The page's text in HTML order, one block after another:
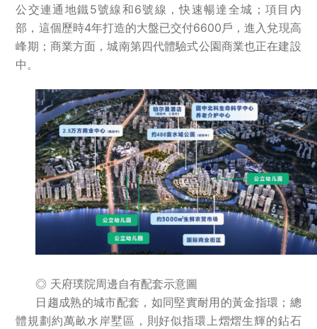
公交連通地鐵5號線和6號線，快速暢達全城；項目內
部，這個歷時4年打造的大盤已交付6600戶，進入兌現高
峰期；商業方面，城南第四代體驗式公園商業也正在建設
中。
◎ 天府璞院周邊自有配套示意圖
日趨成熟的城市配套，如同堅實耐用的黃金指環；總
體規劃約萬畝水岸墅區，則好似指環上熠熠生輝的鉆石